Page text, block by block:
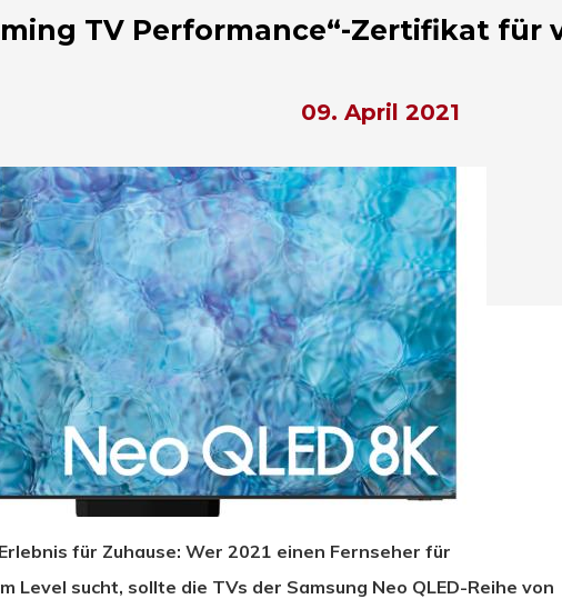
ESC zum Schließen.
TV Performance“-Zertifikat für
09. April 2021
für Zuhause: Wer 2021 einen Fernseher für
Level sucht, sollte die TVs der Samsung Neo QLED-Reihe von